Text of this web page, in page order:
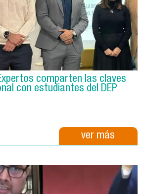
comparten las claves
con estudiantes del DEP
ver más